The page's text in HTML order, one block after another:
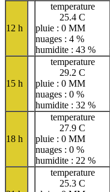
12 h
temperature
25.4 C
pluie : 0 MM
nuages : 4 %
humidite : 43 %
15 h
temperature
29.2 C
pluie : 0 MM
nuages : 0 %
humidite : 32 %
18 h
temperature
27.9 C
pluie : 0 MM
nuages : 0 %
humidite : 22 %
temperature
25.3 C